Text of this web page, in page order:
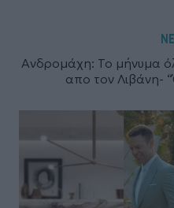
Ανδρομάχη: Το μήνυμα
απο τον Λιβάνη-